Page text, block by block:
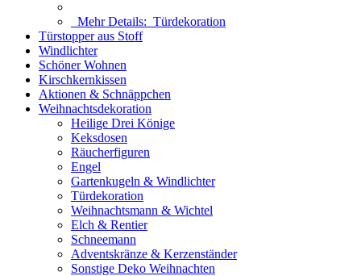
Mehr Details: Türdekoration
Türstopper aus Stoff
Windlichter
Schöner Wohnen
Kirschkernkissen
Aktionen & Schnäppchen
Weihnachtsdekoration
Heilige Drei Könige
Keksdosen
Räucherfiguren
Engel
Gartenkugeln & Windlichter
Türdekoration
Weihnachtsmann & Wichtel
Elch & Rentier
Schneemann
Adventskränze & Kerzenständer
Sonstige Deko Weihnachten